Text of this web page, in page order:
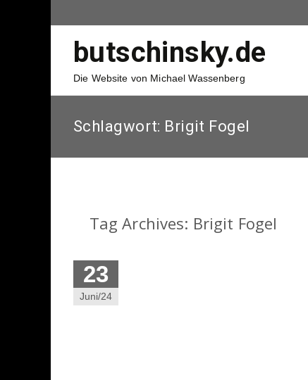
butschinsky.de
Die Website von Michael Wassenberg
Schlagwort: Brigit Fogel
Tag Archives: Brigit Fogel
23
Juni/24